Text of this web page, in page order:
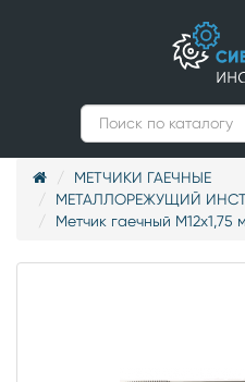
МЕТЧИКИ ГАЕЧНЫЕ
МЕТАЛЛОРЕЖУЩИЙ
Метчик гаечный М12х1,75